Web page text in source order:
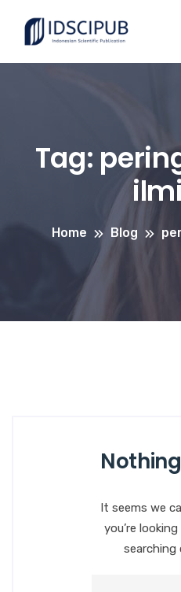
Tag:
Home Blog
It seems we
you’re
searching